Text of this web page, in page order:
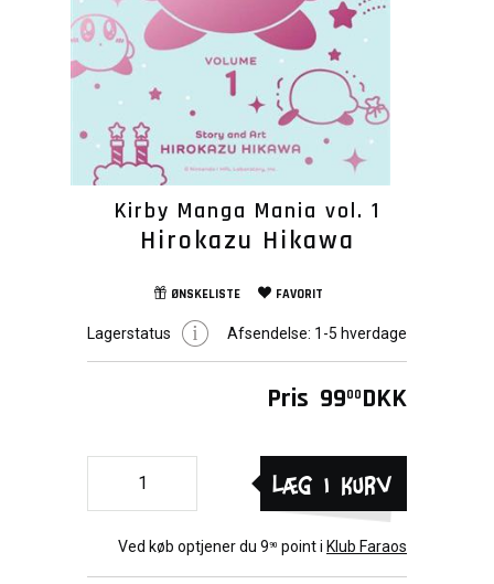
Kirby Manga Mania vol. 1
Hirokazu Hikawa
ØNSKELISTE FAVORIT
Lagerstatus Afsendelse: 1-5 hverdage
Pris 9900 DKK
Læg i kurv
Ved køb optjener du 990 point i Klub Faraos